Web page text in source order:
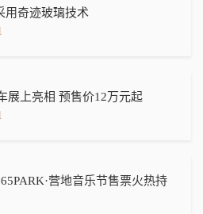
用奇迹玻璃技术
展上亮相 预售价12万元起
营地音乐节售票火热持